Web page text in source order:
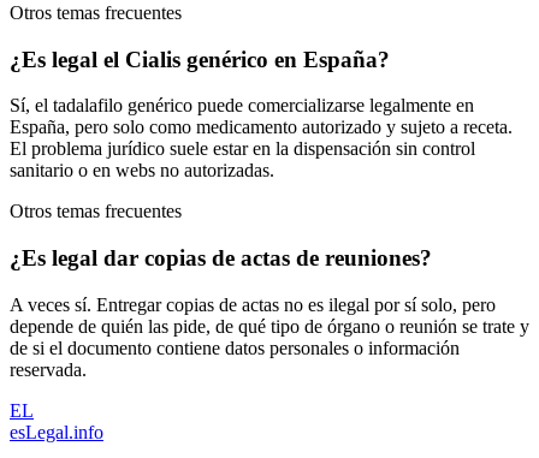
Otros temas frecuentes
¿Es legal el Cialis genérico en España?
Sí, el tadalafilo genérico puede comercializarse legalmente en
España, pero solo como medicamento autorizado y sujeto a receta.
El problema jurídico suele estar en la dispensación sin control
sanitario o en webs no autorizadas.
Otros temas frecuentes
¿Es legal dar copias de actas de reuniones?
A veces sí. Entregar copias de actas no es ilegal por sí solo, pero
depende de quién las pide, de qué tipo de órgano o reunión se trate y
de si el documento contiene datos personales o información
reservada.
EL
esLegal.info